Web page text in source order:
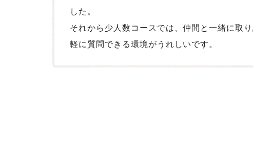
した。
それから少人数コースでは、仲間と一緒に取
軽に質問できる環境がうれしいです。